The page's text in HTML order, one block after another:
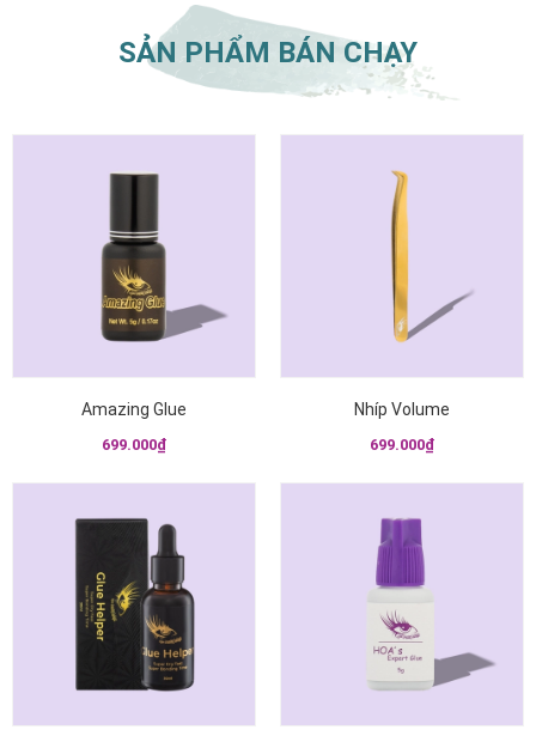
SẢN PHẨM BÁN CHẠY
{!-- Hình có link sang
trang chi tiết --}
Amazing Glue
699.000₫
trang chi tiết --}
Nhíp Volume
699.000₫
{!-- Hình có link sang
trang chi tiết --}
{!-- Hình có link sang
trang chi tiết --}